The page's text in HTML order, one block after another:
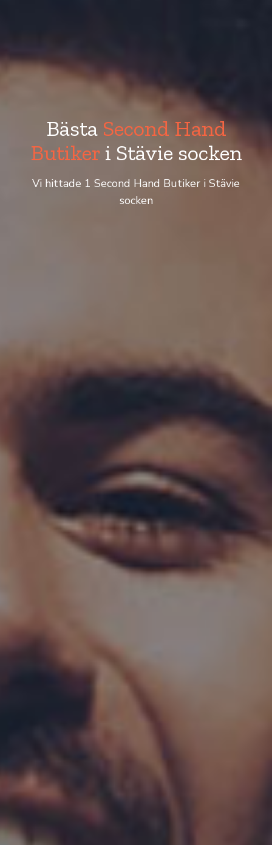
Bästa Second Hand
Butikeri Stävie socken
Vi hittade 1 Second Hand Butiker i Stävie
socken